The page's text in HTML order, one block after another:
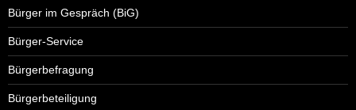
Bürger im Gespräch (BiG)
Bürger-Service
Bürgerbefragung
Bürgerbeteiligung